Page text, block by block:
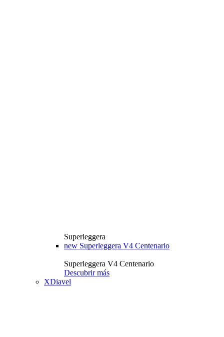
Superleggera
new Superleggera V4 Centenario
Superleggera V4 Centenario
Descubrir más
XDiavel